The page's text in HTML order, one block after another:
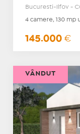
Bucuresti-Ilfov -
4 camere, 130 mp
145.000 €
VÂNDUT